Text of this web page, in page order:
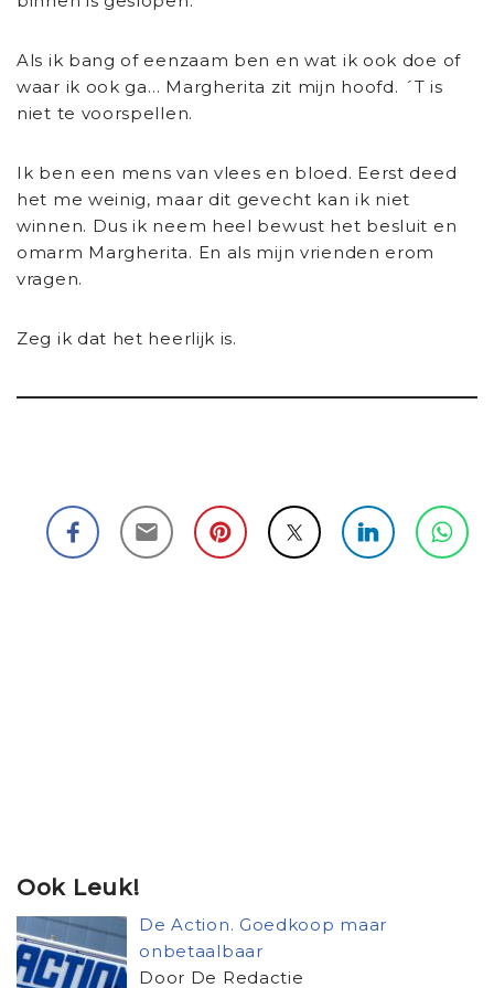
Als ik bang of eenzaam ben en wat ik ook doe of
waar ik ook ga… Margherita zit mijn hoofd. ´T is
niet te voorspellen.
Ik ben een mens van vlees en bloed. Eerst deed
het me weinig, maar dit gevecht kan ik niet
winnen. Dus ik neem heel bewust het besluit en
omarm Margherita. En als mijn vrienden erom
vragen.
Zeg ik dat het heerlijk is.
Ook Leuk!
De Action. Goedkoop maar
onbetaalbaar
Door De Redactie